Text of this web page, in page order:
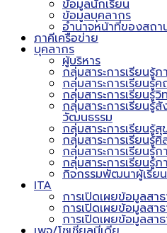
ข้อมูลนักเรียน
ข้อมูลบุคลากร
อำนาจหน้าที่ของสถ
ภาคีเครือข่าย
บุคลากร
ผู้บริหาร
กลุ่มสาระการเรียนรู้ภ
กลุ่มสาระการเรียนรู้
กลุ่มสาระการเรียนรู้
กลุ่มสาระการเรียนรู้
วัฒนธรรม
กลุ่มสาระการเรียนรู้
กลุ่มสาระการเรียนรู้ศิ
กลุ่มสาระการเรียนรู้
กลุ่มสาระการเรียนรู้ภ
กิจกรรมพัฒนาผู้เรีย
ITA
การเปิดเผยข้อมูลส
การเปิดเผยข้อมูลส
การเปิดเผยข้อมูลส